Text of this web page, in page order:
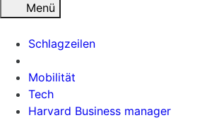
Menü
Schlagzeilen
Mobilität
Tech
Harvard Business manager